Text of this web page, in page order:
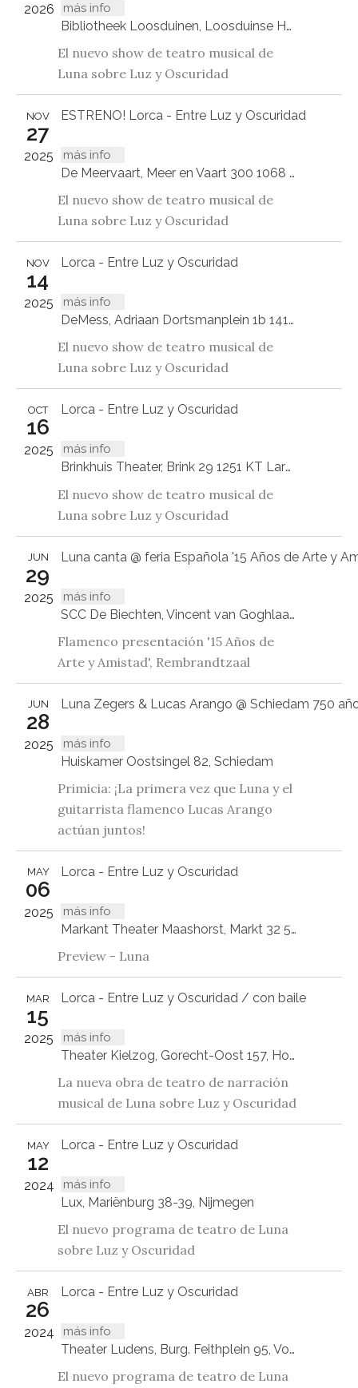
más info
2026
Bibliotheek Loosduinen, Loosduinse Hoofdplein 555, Den Haag
El nuevo show de teatro musical de
Luna sobre Luz y Oscuridad
ESTRENO! Lorca - Entre Luz y Oscuridad
más info
NOV
27
2025
De Meervaart, Meer en Vaart 300 1068 LE Amsterdam
El nuevo show de teatro musical de
Luna sobre Luz y Oscuridad
Lorca - Entre Luz y Oscuridad
más info
NOV
14
2025
DeMess, Adriaan Dortsmanplein 1b 1411 RC Naarden-Vesting
El nuevo show de teatro musical de
Luna sobre Luz y Oscuridad
Lorca - Entre Luz y Oscuridad
más info
OCT
16
2025
Brinkhuis Theater, Brink 29 1251 KT Laren
El nuevo show de teatro musical de
Luna sobre Luz y Oscuridad
Luna canta @ feria Española '15 Años de Arte y
más info
JUN
29
2025
SCC De Biechten, Vincent van Goghlaan 1, Hintham
Flamenco presentación '15 Años de
Arte y Amistad', Rembrandtzaal
Luna Zegers & Lucas Arango @ Schiedam 750
más info
JUN
28
2025
Huiskamer Oostsingel 82, Schiedam
Primicia: ¡La primera vez que Luna y el
guitarrista flamenco Lucas Arango
actúan juntos!
Lorca - Entre Luz y Oscuridad
más info
MAY
06
2025
Markant Theater Maashorst, Markt 32 5401 GP Uden
Preview - Luna
Lorca - Entre Luz y Oscuridad / con baile
más info
MAR
15
2025
Theater Kielzog, Gorecht-Oost 157, Hoogezand
La nueva obra de teatro de narración
musical de Luna sobre Luz y Oscuridad
Lorca - Entre Luz y Oscuridad
más info
MAY
12
2024
Lux, Mariënburg 38-39, Nijmegen
El nuevo programa de teatro de Luna
sobre Luz y Oscuridad
Lorca - Entre Luz y Oscuridad
más info
ABR
26
2024
Theater Ludens, Burg. Feithplein 95, Voorburg
El nuevo programa de teatro de Luna